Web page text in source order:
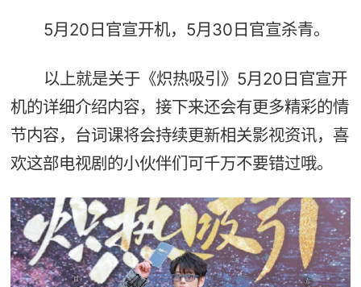
5月20日官宣开机，5月30日官宣杀青。
以上就是关于《炽热吸引》5月20日官宣开
机的详细介绍内容，接下来还会有更多精彩的情
节内容，台词课将会持续更新相关影视资讯，喜
欢这部电视剧的小伙伴们可千万不要错过哦。